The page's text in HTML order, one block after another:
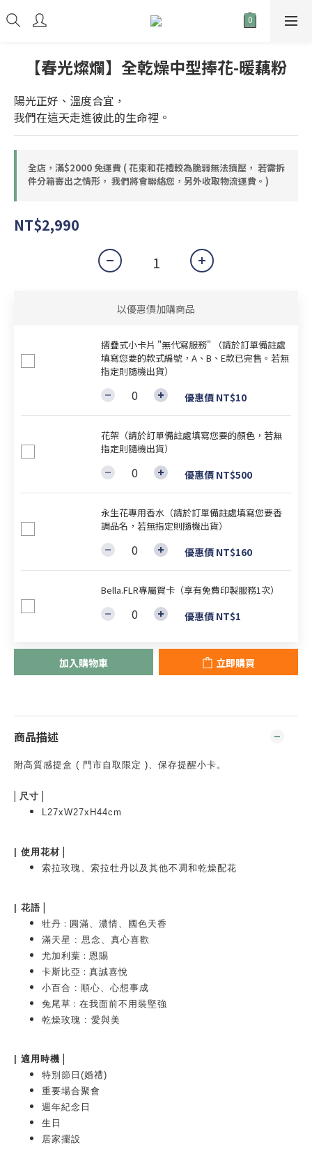
【春光燦爛】全乾燥中型捧花-暖藕粉
陽光正好、溫度合宜，
我們在這天走進彼此的生命裡。
全店，滿$2000 免運費 ( 花束和花禮較為脆弱無法擠壓， 若需拆
件分箱寄出之情形， 我們將會聯絡您，另外收取物流運費。)
NT$2,990
以優惠價加購商品
摺疊式小卡片 "無代寫服務" （請於訂單備註處
填寫您要的款式編號，A、B、E款已完售。若無
指定則隨機出貨）
優惠價 NT$10
花架（請於訂單備註處填寫您要的顏色，若無
指定則隨機出貨）
優惠價 NT$500
永生花專用香水（請於訂單備註處填寫您要香
調品名，若無指定則隨機出貨）
優惠價 NT$160
Bella.FLR專屬賀卡（享有免費印製服務1次）
優惠價 NT$1
加入購物車 立即購買
商品描述
附高質感提盒 ( 門市自取限定 )、保存提醒小卡。
| 尺寸 |
L27xW27xH44cm
使用花材 |
索拉玫瑰、索拉牡丹以及其他不凋和乾燥配花
花語 |
牡丹 : 圓滿、濃情、國色天香
滿天星 : 思念、真心喜歡
尤加利葉 : 恩賜
卡斯比亞 : 真誠喜悅
小百合 : 順心、 心想事成
兔尾草 : 在我面前不用裝堅強
乾燥玫瑰 : 愛與美
| 適用時機 |
特別節日(婚禮)
重要場合聚會
週年紀念日
生日
居家擺設